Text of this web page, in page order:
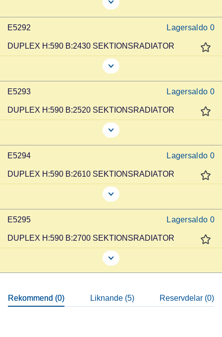
E5292 Lagersaldo 0
DUPLEX H:590 B:2430 SEKTIONSRADIATOR
E5293 Lagersaldo 0
DUPLEX H:590 B:2520 SEKTIONSRADIATOR
E5294 Lagersaldo 0
DUPLEX H:590 B:2610 SEKTIONSRADIATOR
E5295 Lagersaldo 0
DUPLEX H:590 B:2700 SEKTIONSRADIATOR
Rekommend (0) Liknande (5) Reservdelar (0)